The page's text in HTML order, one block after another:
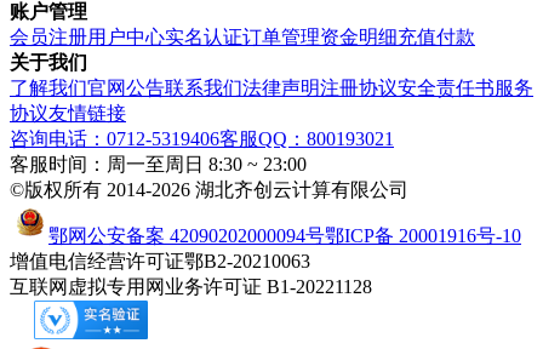
账户管理
会员注册用户中心实名认证订单管理资金明细充值付款
关于我们
了解我们官网公告联系我们法律声明注冊协议安全责任书服务
协议友情链接
咨询电话：0712-5319406客服QQ：800193021
客服时间：周一至周日 8:30 ~ 23:00
©版权所有 2014-2026 湖北齐创云计算有限公司
鄂网公安备案 42090202000094号鄂ICP备 20001916号-10
增值电信经营许可证鄂B2-20210063
互联网虚拟专用网业务许可证 B1-20221128